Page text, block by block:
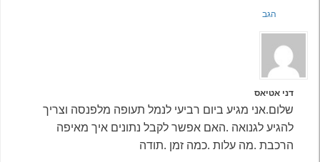
הגב
דני אטיאס
שלום.אני מגיע ביום רביעי לנמל תעופה מלפנסה וצריך
להגיע לגנואה .האם אפשר לקבל נתונים איך מאיפה
הרכבת .מה עלות .כמה זמן .תודה